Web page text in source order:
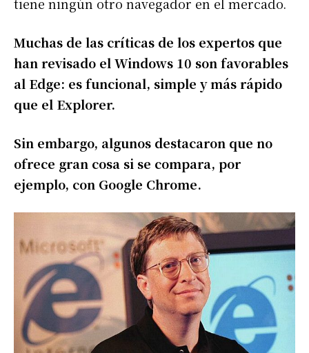
Muchas de las críticas de los expertos que
han revisado el Windows 10 son favorables
al Edge: es funcional, simple y más rápido
que el Explorer.
Sin embargo, algunos destacaron que no
ofrece gran cosa si se compara, por
ejemplo, con Google Chrome.